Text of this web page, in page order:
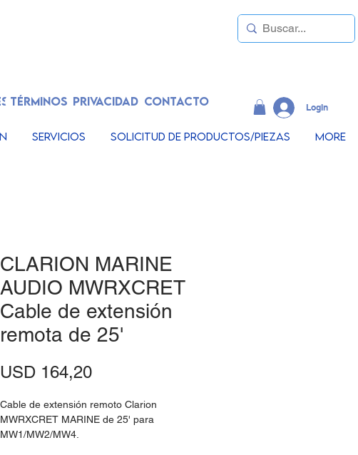
TÉRMINOS
Servicios Solicitud de productos/piezas More
CONTACTO
PRIVACIDAD LogIn
CLARION MARINE
AUDIO MWRXCRET
Cable de extensión
remota de 25'
USD 164,20Precio
Cable de extensión remoto Clarion
MWRXCRET MARINE de 25' para
MW1/MW2/MW4.